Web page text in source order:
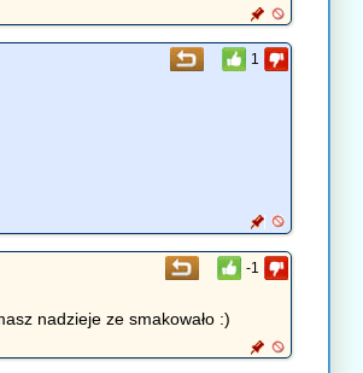
1
-1
nadzieje ze smakowało :)